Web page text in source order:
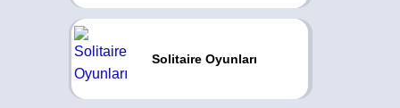
Solitaire Oyunları